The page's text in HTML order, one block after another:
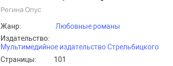
Регина Опус
Жанр:
Любовные романы
Издательство:
Мультимедийное издательство Стрельбицкого
Страницы:
101